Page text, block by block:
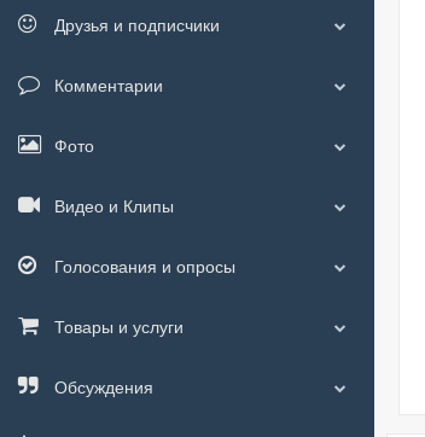
Друзья и подписчики
Комментарии
Фото
Видео и Клипы
Голосования и опросы
Товары и услуги
Обсуждения